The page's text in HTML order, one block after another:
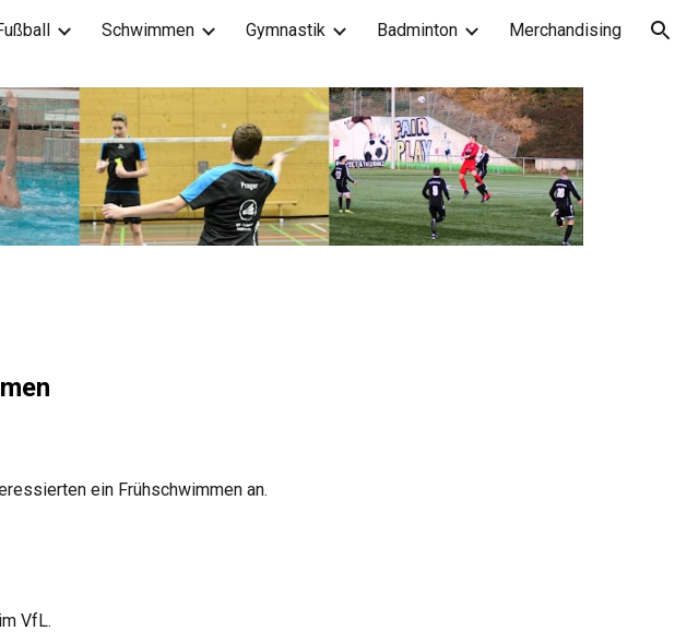
Skip to navigation
Schwimmen Gymnastik Badminton Merchandising
ein Frühschwimmen an.
VfL.